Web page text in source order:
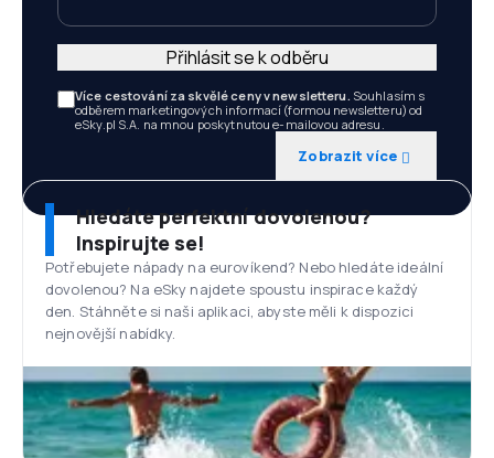
Více cestování za skvělé ceny v newsletteru. Souhlasím s
odběrem marketingových informací (formou newsletteru) od
eSky.pl S.A. na mnou poskytnutou e-mailovou adresu.
Zobrazit více
Přihlásit se k odběru
Hledáte perfektní dovolenou?
Inspirujte se!
Potřebujete nápady na eurovíkend? Nebo hledáte ideální
dovolenou? Na eSky najdete spoustu inspirace každý
den. Stáhněte si naši aplikaci, abyste měli k dispozici
nejnovější nabídky.